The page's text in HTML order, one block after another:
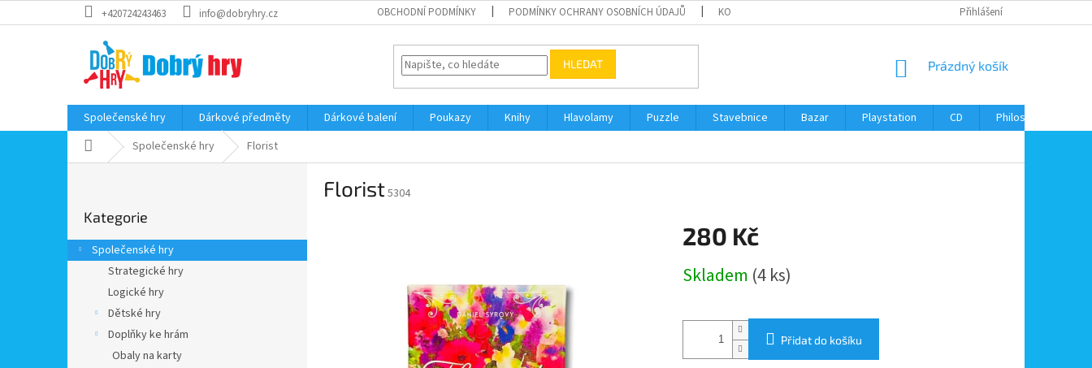
na
+420724243463 info@dobryhry.cz OBCHODNÍ PODMÍNKY PODMÍNKY OCHRANY OSOBNÍCH ÚDAJŮ KONTAKTY Přihlášení
HLEDAT
NÁKUPNÍ
Prázdný košík
Společenské hry Dárkové předměty Dárkové balení Poukazy Knihy Hlavolamy Puzzle Stavebnice Bazar Playstation CD Philos
Domů Společenské hry Florist
r
a
kategorie
Kategorie
Společenské hry
Strategické hry
Logické hry
Dětské hry
Doplňky ke hrám
Obaly na karty
Florist5304
280 Kč
cena:
Skladem (4 ks)
Přidat do košíku